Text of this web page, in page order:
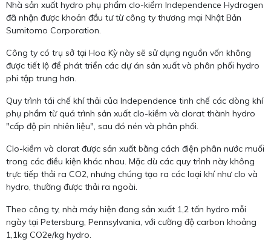
Nhà sản xuất hydro phụ phẩm clo-kiềm Independence Hydrogen
đã nhận được khoản đầu tư từ công ty thương mại Nhật Bản
Sumitomo Corporation.
Công ty có trụ sở tại Hoa Kỳ này sẽ sử dụng nguồn vốn không
được tiết lộ để phát triển các dự án sản xuất và phân phối hydro
phi tập trung hơn.
Quy trình tái chế khí thải của Independence tinh chế các dòng khí
phụ phẩm từ quá trình sản xuất clo-kiềm và clorat thành hydro
"cấp độ pin nhiên liệu", sau đó nén và phân phối.
Clo-kiềm và clorat được sản xuất bằng cách điện phân nước muối
trong các điều kiện khác nhau. Mặc dù các quy trình này không
trực tiếp thải ra CO2, nhưng chúng tạo ra các loại khí như clo và
hydro, thường được thải ra ngoài.
Theo công ty, nhà máy hiện đang sản xuất 1,2 tấn hydro mỗi
ngày tại Petersburg, Pennsylvania, với cường độ carbon khoảng
1,1kg CO2e/kg hydro.